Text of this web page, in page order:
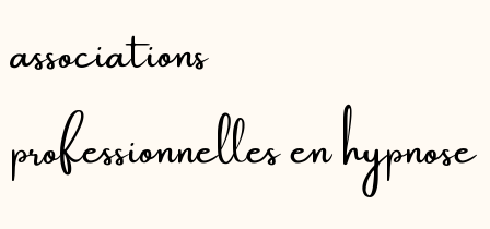
associations
professionnelles en hypnose